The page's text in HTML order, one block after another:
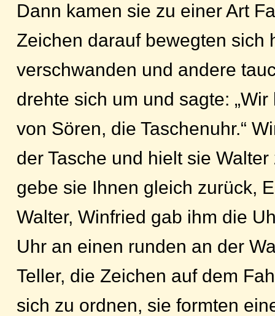
Dann kamen sie zu einer Art
Zeichen darauf bewegten sich
verschwanden und andere
drehte sich um und sagte:
von Sören, die Taschenuhr.“
der Tasche und hielt sie Walter
gebe sie Ihnen gleich zurück,
Walter, Winfried gab ihm die
Uhr an einen runden an der
Teller, die Zeichen auf dem
sich zu ordnen, sie formten